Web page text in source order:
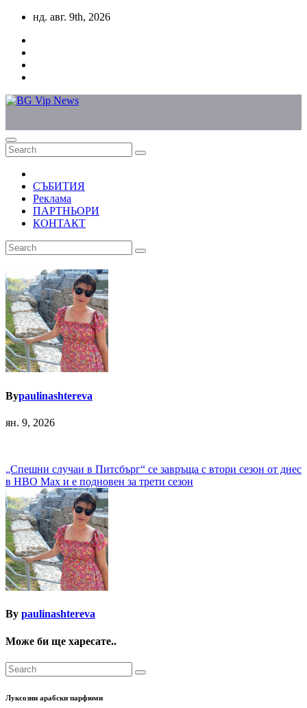
Skip
content
нд. авг. 9th, 2026
СЪБИТИЯ
Реклама
ПАРТНЬОРИ
КОНТАКТ
Bypaulinashtereva
ян. 9, 2026
Навигация
„Спешни случаи в Питсбърг“ се завръща с втори сезон от днес
в HBO Max и е подновен за трети сезон
By paulinashtereva
Може би ще харесате..
Луксозни арабски парфюми